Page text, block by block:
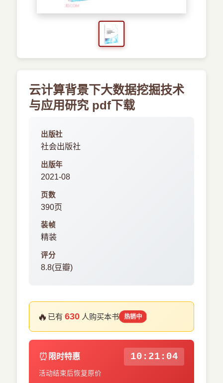
预订书籍
云计算背景下大数据挖掘技术
与应用研究 pdf下载
出版社
社会出版社
出版年
2021-08
页数
390页
装帧
精装
评分
8.8(豆瓣)
🔥 已有630 人购买本书 热销中
⏰ 限时特惠 10:21:04
活动结束后恢复原价